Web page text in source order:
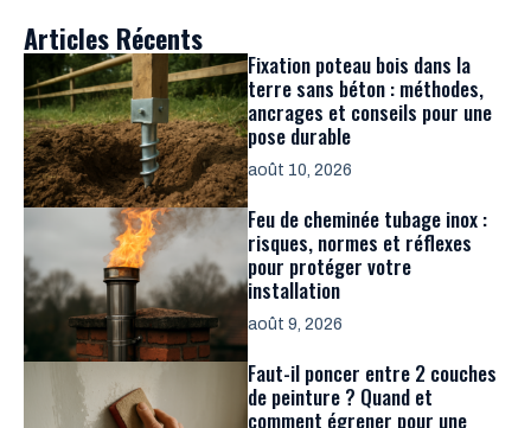
Articles Récents
Fixation poteau bois dans la
terre sans béton : méthodes,
ancrages et conseils pour une
pose durable
août 10, 2026
Feu de cheminée tubage inox :
risques, normes et réflexes
pour protéger votre
installation
août 9, 2026
Faut-il poncer entre 2 couches
de peinture ? Quand et
comment égrener pour une